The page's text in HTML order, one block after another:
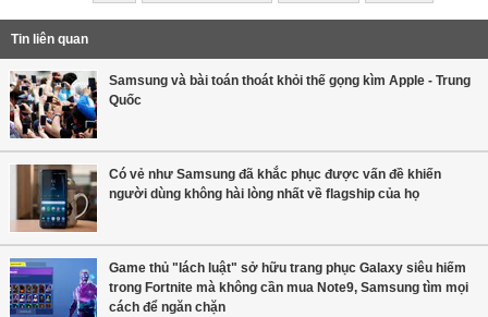
Tin liên quan
Samsung và bài toán thoát khỏi thế gọng kìm Apple - Trung
Quốc
Có vẻ như Samsung đã khắc phục được vấn đề khiến
người dùng không hài lòng nhất về flagship của họ
Game thủ "lách luật" sở hữu trang phục Galaxy siêu hiếm
trong Fortnite mà không cần mua Note9, Samsung tìm mọi
cách để ngăn chặn